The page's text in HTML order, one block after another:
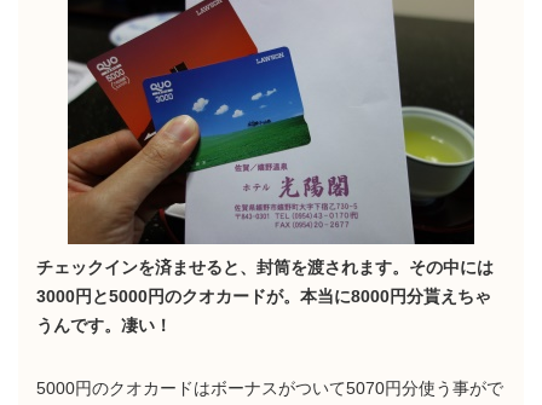
チェックインを済ませると、封筒を渡されます。その中には
3000円と5000円のクオカードが。本当に8000円分貰えちゃ
うんです。凄い！
5000円のクオカードはボーナスがついて5070円分使う事がで